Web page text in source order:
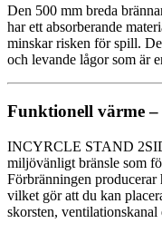
Den 500 mm breda
har ett absorberande
minskar risken för spill.
och levande lågor som är
Funktionell värme –
INCYRCLE STAND
miljövänligt bränsle som
Förbränningen producerar
vilket gör att du kan
skorsten,